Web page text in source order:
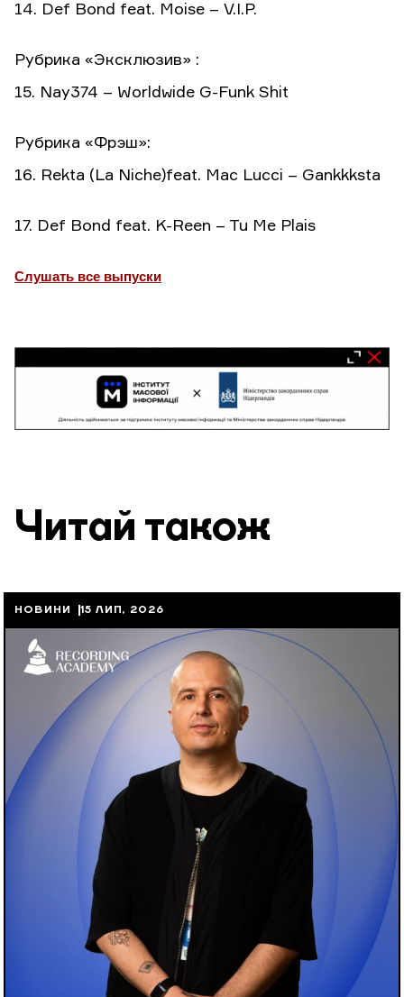
14. Def Bond feat. Moise – V.I.P.
Рубрика «Эксклюзив» :
15. Nay374 – Worldwide G-Funk Shit
Рубрика «Фрэш»:
16. Rekta (La Niche)feat. Mac Lucci – Gankkksta
17. Def Bond feat. K-Reen – Tu Me Plais
Слушать все выпуски
Читай також
НОВИНИ 15 ЛИП, 2026